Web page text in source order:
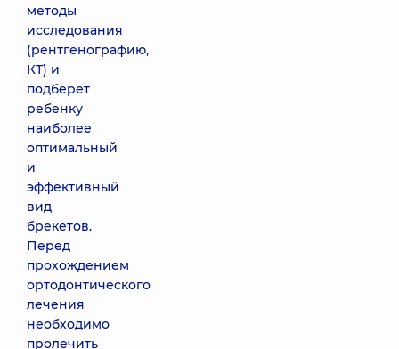
методы
исследования
(рентгенографию,
КТ) и
подберет
ребенку
наиболее
оптимальный
и
эффективный
вид
брекетов.
Перед
прохождением
ортодонтического
лечения
необходимо
пролечить